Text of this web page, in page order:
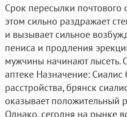
Срок пересылки почтового
этом сильно раздражает
и вызывает сильное
пениса и продления
мужчины начинают лысеть.
аптеке Назначение:
расстройства, брянск
оказывает положительный
Однако, сегодня на рынке